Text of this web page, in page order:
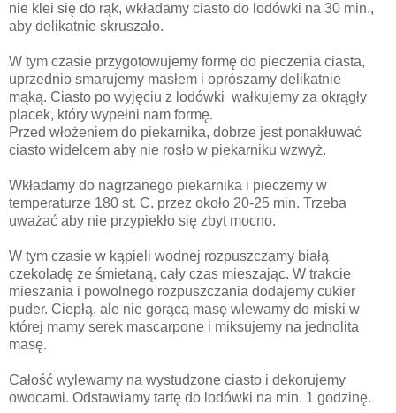
nie klei się do rąk, wkładamy ciasto do lodówki na 30 min.,
aby delikatnie skruszało.
W tym czasie przygotowujemy formę do pieczenia ciasta,
uprzednio smarujemy masłem i oprószamy delikatnie
mąką. Ciasto po wyjęciu z lodówki wałkujemy za okrągły
placek, który wypełni nam formę.
Przed włożeniem do piekarnika, dobrze jest ponakłuwać
ciasto widelcem aby nie rosło w piekarniku wzwyż.
Wkładamy do nagrzanego piekarnika i pieczemy w
temperaturze 180 st. C. przez około 20-25 min. Trzeba
uważać aby nie przypiekło się zbyt mocno.
W tym czasie w kąpieli wodnej rozpuszczamy białą
czekoladę ze śmietaną, cały czas mieszając. W trakcie
mieszania i powolnego rozpuszczania dodajemy cukier
puder. Ciepłą, ale nie gorącą masę wlewamy do miski w
której mamy serek mascarpone i miksujemy na jednolita
masę.
Całość wylewamy na wystudzone ciasto i dekorujemy
owocami. Odstawiamy tartę do lodówki na min. 1 godzinę.